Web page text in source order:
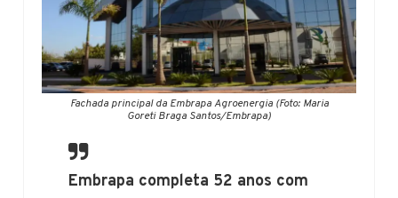
Fachada principal da Embrapa Agroenergia (Foto: Maria
Goreti Braga Santos/Embrapa)
Embrapa completa 52 anos com